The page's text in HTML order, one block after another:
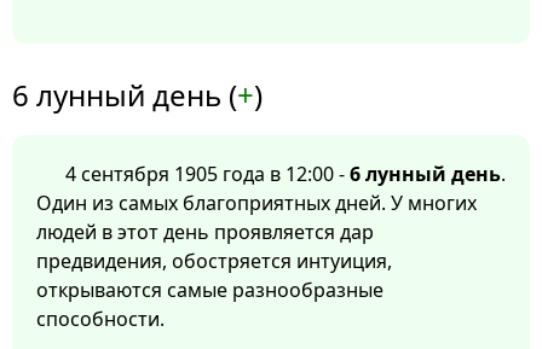
6 лунный день (+)
4 сентября 1905 года в 12:00 -6 лунный день.
Один из самых благоприятных дней. У многих
людей в этот день проявляется дар
предвидения, обостряется интуиция,
открываются самые разнообразные
способности.